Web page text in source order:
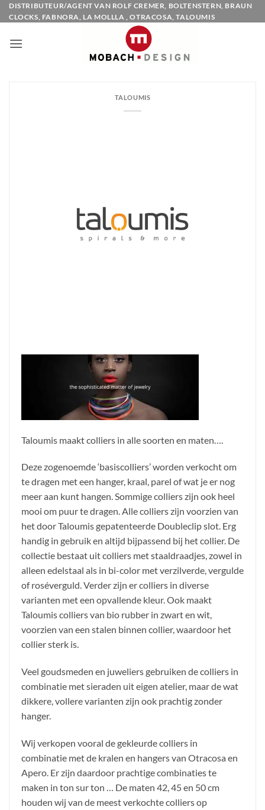
Ga
naar
DISTRIBUTEUR/AGENT VAN ROLF CREMER, BOLTENSTERN, BRAUN
CLOCKS, FABNORA, LA MOLLLA , OTRACOSA, TALOUMIS
TALOUMIS
Taloumis maakt colliers in alle soorten en maten….
Deze zogenoemde ‘basiscolliers’ worden verkocht om
te dragen met een hanger, kraal, parel of wat je er nog
meer aan kunt hangen. Sommige colliers zijn ook heel
mooi om puur te dragen. Alle colliers zijn voorzien van
het door Taloumis gepatenteerde Doubleclip slot. Erg
handig in gebruik en altijd bijpassend bij het collier. De
collectie bestaat uit colliers met staaldraadjes, zowel in
alleen edelstaal als in bi-color met verzilverde, vergulde
of roséverguld. Verder zijn er colliers in diverse
varianten met een opvallende kleur. Ook maakt
Taloumis colliers van bio rubber in zwart en wit,
voorzien van een stalen binnen collier, waardoor het
collier sterk is.
Veel goudsmeden en juweliers gebruiken de colliers in
combinatie met sieraden uit eigen atelier, maar de wat
dikkere, vollere varianten zijn ook prachtig zonder
hanger.
Wij verkopen vooral de gekleurde colliers in
combinatie met de kralen en hangers van Otracosa en
Apero. Er zijn daardoor prachtige combinaties te
maken in ton sur ton … De maten 42, 45 en 50 cm
houden wij van de meest verkochte colliers op